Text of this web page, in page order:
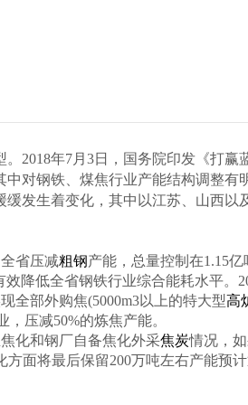
2018年7月 3日，国务院印发《打赢
对钢铁、煤焦行业产能结构调整有
发生着变化，其中以江苏、山西以
省压减粗钢产能，总量控制在1.15亿
降低全省钢铁行业综合能耗水平。
全部外购焦(5000m3以上的特大型高
，压减50%的炼焦产能。
化和钢厂自备焦化外采焦炭情况，
方面将最后保留200万吨左右产能预